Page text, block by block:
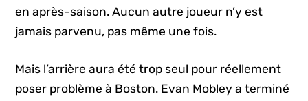
en après-saison. Aucun autre joueur n’y est
jamais parvenu, pas même une fois.
Mais l’arrière aura été trop seul pour réellement
poser problème à Boston. Evan Mobley a terminé